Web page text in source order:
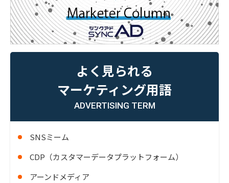
よく見られる
マーケティング用語
ADVERTISING TERM
SNSミーム
CDP（カスタマーデータプラットフォーム）
アーンドメディア